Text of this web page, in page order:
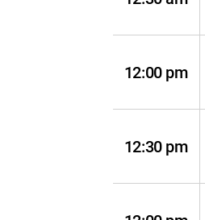
12:00 pm
12:30 pm